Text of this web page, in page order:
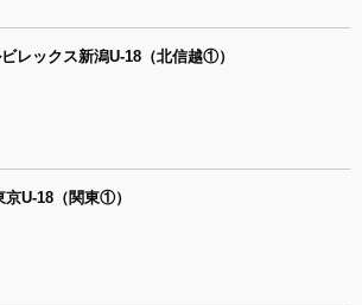
レックス新潟U-18（北信越①）
京U-18（関東①）